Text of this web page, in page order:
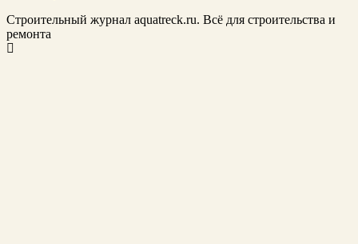
Строительный журнал aquatreck.ru. Всё для строительства и
ремонта